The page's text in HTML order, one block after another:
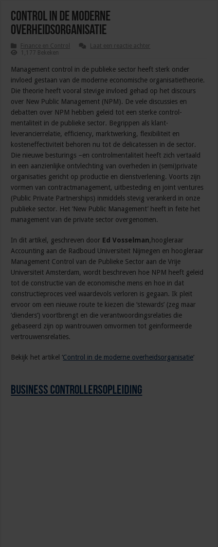
Control in de moderne
overheidsorganisatie
Finance en Control
Laat een reactie achter
1,177 Bekeken
Management control in de publieke sector heeft sterk onder
invloed gestaan van de moderne economische organisatietheorie.
Die theorie heeft vooral stevige invloed gehad op het discours
over New Public Management (NPM). De vele discussies en
debatten over NPM hebben geleid tot een sterke control-
mentaliteit in de publieke sector. Begrippen als klant-
leverancierrelatie, efficiency, marktwerking, flexibiliteit en
kosteneffectiviteit behoren nu tot de delicatessen in de sector.
Die nieuwe besturings –en controlmentaliteit heeft zich vertaald
in een aanzienlijke ontvlechting van overheden in (semi)private
organisaties gericht op productie en dienstverlening. Voorts zijn
vormen van contractmanagement, uitbesteding en joint ventures
(Public Private Partnerships) inmiddels stevig verankerd in onze
publieke sector. Het ‘New Public Management’ heeft in feite het
management van de private sector overgenomen.
In dit artikel, geschreven door Ed Vosselman,hoogleraar
Accounting aan de Radboud Universiteit Nijmegen en hoogleraar
Management Control van de Publieke Sector aan de Vrije
Universiteit Amsterdam, wordt beschreven hoe NPM heeft geleid
tot de constructie van de economische mens en hoe in dat
constructieproces veel waardevols verloren is gegaan. Ik pleit
ervoor om een nieuwe route te kiezen die ‘stewards’ (zeg maar
‘dienders’) voortbrengt en die verantwoordingsrelaties die
gebaseerd zijn op wantrouwen omvormen tot geinformeerde
vertrouwensrelaties.
Bekijk het artikel ‘Control in de moderne overheidsorganisatie‘
Business Controllersopleiding